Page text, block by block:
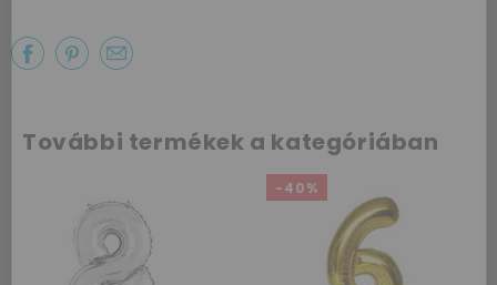
További termékek a kategóriában
-40%
Az első
szeretnénk
kedveskedni egy
10%-os